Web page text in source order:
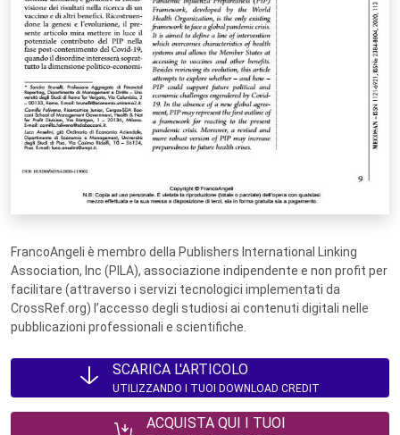
FrancoAngeli è membro della Publishers International Linking
Association, Inc (PILA), associazione indipendente e non profit per
facilitare (attraverso i servizi tecnologici implementati da
CrossRef.org) l’accesso degli studiosi ai contenuti digitali nelle
pubblicazioni professionali e scientifiche.
SCARICA L'ARTICOLO
UTILIZZANDO I TUOI DOWNLOAD CREDIT
ACQUISTA QUI I TUOI